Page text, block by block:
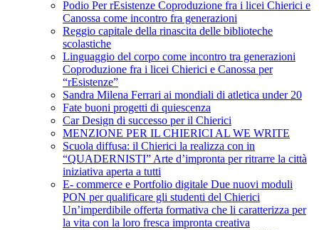
Podio Per rEsistenze Coproduzione fra i licei Chierici e
Canossa come incontro fra generazioni
Reggio capitale della rinascita delle biblioteche
scolastiche
Linguaggio del corpo come incontro tra generazioni
Coproduzione fra i licei Chierici e Canossa per
“rEsistenze”
Sandra Milena Ferrari ai mondiali di atletica under 20
Fate buoni progetti di quiescenza
Car Design di successo per il Chierici
MENZIONE PER IL CHIERICI AL WE WRITE
Scuola diffusa: il Chierici la realizza con in
“QUADERNISTI” Arte d’impronta per ritrarre la città
iniziativa aperta a tutti
E- commerce e Portfolio digitale Due nuovi moduli
PON per qualificare gli studenti del Chierici
Un’imperdibile offerta formativa che li caratterizza per
la vita con la loro fresca impronta creativa